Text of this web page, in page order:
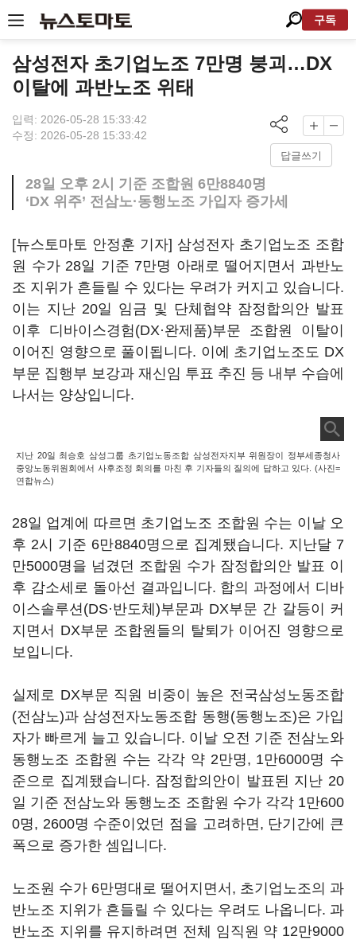
구독
삼성전자 초기업노조 7만명 붕괴…DX
이탈에 과반노조 위태
입력: 2026-05-28 15:33:42
수정: 2026-05-28 15:33:42
답글쓰기
28일 오후 2시 기준 조합원 6만8840명
‘DX 위주’ 전삼노·동행노조 가입자 증가세
[뉴스토마토 안정훈 기자] 삼성전자 초기업노조 조합
원 수가 28일 기준 7만명 아래로 떨어지면서 과반노
조 지위가 흔들릴 수 있다는 우려가 커지고 있습니다.
이는 지난 20일 임금 및 단체협약 잠정합의안 발표
이후 디바이스경험(DX·완제품)부문 조합원 이탈이
이어진 영향으로 풀이됩니다. 이에 초기업노조도 DX
부문 집행부 보강과 재신임 투표 추진 등 내부 수습에
나서는 양상입니다.
지난 20일 최승호 삼성그룹 초기업노동조합 삼성전자지부 위원장이 정부세종청사
중앙노동위원회에서 사후조정 회의를 마친 후 기자들의 질의에 답하고 있다. (사진=
연합뉴스)
28일 업계에 따르면 초기업노조 조합원 수는 이날 오
후 2시 기준 6만8840명으로 집계됐습니다. 지난달 7
만5000명을 넘겼던 조합원 수가 잠정합의안 발표 이
후 감소세로 돌아선 결과입니다. 합의 과정에서 디바
이스솔루션(DS·반도체)부문과 DX부문 간 갈등이 커
지면서 DX부문 조합원들의 탈퇴가 이어진 영향으로
보입니다.
실제로 DX부문 직원 비중이 높은 전국삼성노동조합
(전삼노)과 삼성전자노동조합 동행(동행노조)은 가입
자가 빠르게 늘고 있습니다. 이날 오전 기준 전삼노와
동행노조 조합원 수는 각각 약 2만명, 1만6000명 수
준으로 집계됐습니다. 잠정합의안이 발표된 지난 20
일 기준 전삼노와 동행노조 조합원 수가 각각 1만600
0명, 2600명 수준이었던 점을 고려하면, 단기간에 큰
폭으로 증가한 셈입니다.
노조원 수가 6만명대로 떨어지면서, 초기업노조의 과
반노조 지위가 흔들릴 수 있다는 우려도 나옵니다. 과
반노조 지위를 유지하려면 전체 임직원 약 12만9000